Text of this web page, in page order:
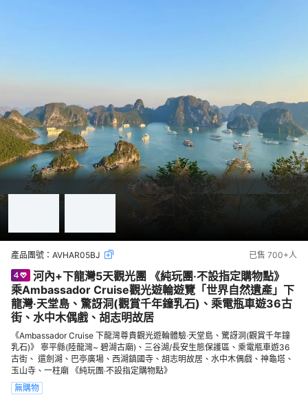
產品團號： AVHAR05BJ 已售 700+人
河內+下龍灣5天觀光團 《純玩團‧不設指定購物點》
乘Ambassador Cruise觀光遊輪遊覽「世界自然遺產」下
龍灣‧天堂島、驚訝洞(觀賞千年鐘乳石)、乘電瓶車遊36古
街、水中木偶戲、胡志明故居
《Ambassador Cruise 下龍灣尊貴觀光遊輪體驗‧天堂島、驚訝洞(觀賞千年鐘
乳石)》 寧平縣(陸龍灣~ 碧湖古廟)、三谷湖/長安生態保護區、乘電瓶車遊36
古街、 還劍湖、巴亭廣場、西湖鎮國寺、胡志明故居、水中木偶戲、神龜塔、
玉山寺、一柱廟 《純玩團‧不設指定購物點》
無購物